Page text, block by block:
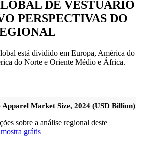
DE VESTUÁRIO
PERSPECTIVAS DO
está dividido em Europa, América do
do Norte e Oriente Médio e África.
Market Size, 2024 (USD Billion)
sobre a análise regional deste
grátis